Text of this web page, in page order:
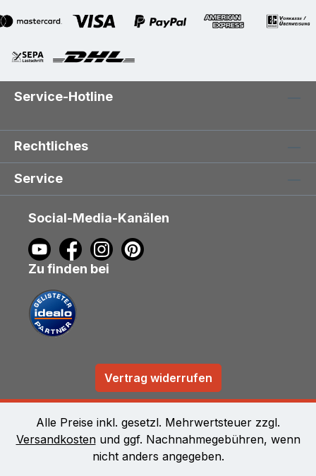
Service-Hotline
Rechtliches
Service
Social-Media-Kanälen
Zu finden bei
Vertrag widerrufen
Alle Preise inkl. gesetzl. Mehrwertsteuer zzgl.
Versandkostenund ggf. Nachnahmegebühren, wenn
nicht anders angegeben.